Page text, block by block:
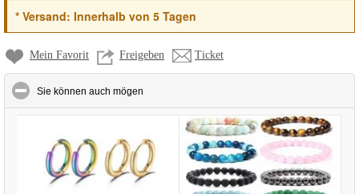
*Versand: Innerhalb von 5 Tagen
Mein Favorit Freigeben Ticket
Sie können auch mögen